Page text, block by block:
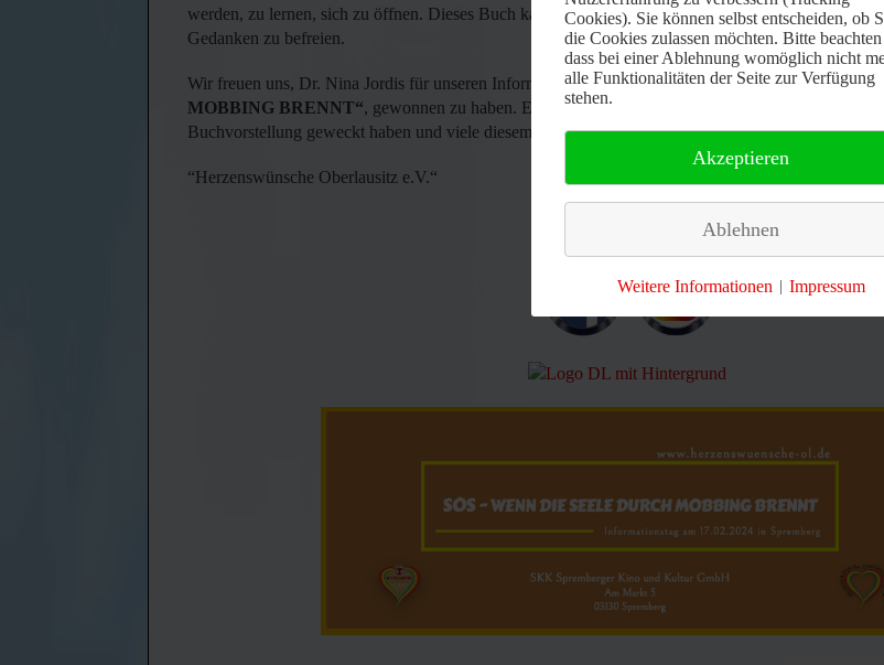
werden, zu lernen, sich zu öffnen. Dieses Buch kann dazu beitragen, Betroffenen zu helfen und sie
Gedanken zu befreien.
Wir freuen uns, Dr. Nina Jordis für unseren Informationstag, unter dem Motto“SOS – WENN
MOBBING BRENNT“, gewonnen zu haben. Es wäre wünschenswert, wenn wir nun das
Buchvorstellung geweckt haben und viele diesem wichtigen Thema ihre Aufmerksamkeit schenken
“Herzenswünsche Oberlausitz e.V.“
Cookies). Sie können selbst entscheiden, ob
die Cookies zulassen möchten. Bitte
dass bei einer Ablehnung womöglich nicht
alle Funktionalitäten der Seite zur Verfügung
stehen.
Akzeptieren
Ablehnen
Weitere Informationen | Impressum